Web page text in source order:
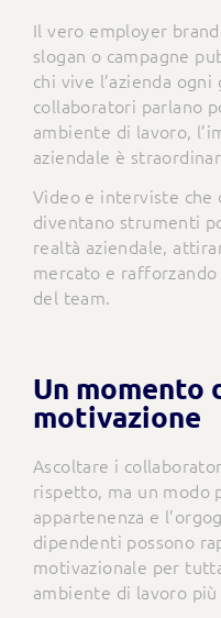
Il vero employer
slogan o campagne
chi vive l’azienda
collaboratori parlano
ambiente di lavoro,
aziendale è
Video e interviste che
diventano strumenti
realtà aziendale,
mercato e
del team.
Un momento
motivazione
Ascoltare i
rispetto, ma un modo
appartenenza e
dipendenti possono
motivazionale per
ambiente di lavoro